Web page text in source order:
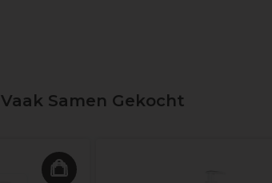
Vaak Samen Gekocht